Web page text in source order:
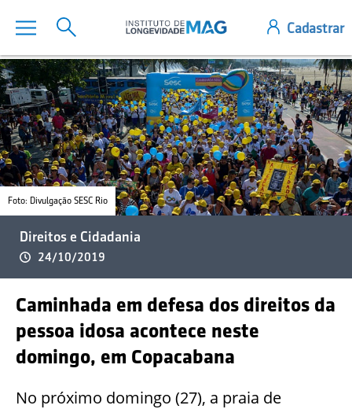
Foto: Divulgação SESC Rio
Direitos e Cidadania
24/10/2019
Caminhada em defesa dos direitos da
pessoa idosa acontece neste
domingo, em Copacabana
No próximo domingo (27), a praia de